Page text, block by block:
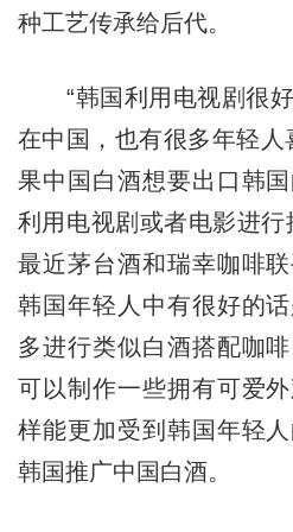
种工艺传承给后代。
“韩国利用电视剧很好
在中国，也有很多年轻人
果中国白酒想要出口韩
利用电视剧或者电影进行
最近茅台酒和瑞幸咖啡
韩国年轻人中有很好的
多进行类似白酒搭配咖
可以制作一些拥有可爱
样能更加受到韩国年轻
韩国推广中国白酒。